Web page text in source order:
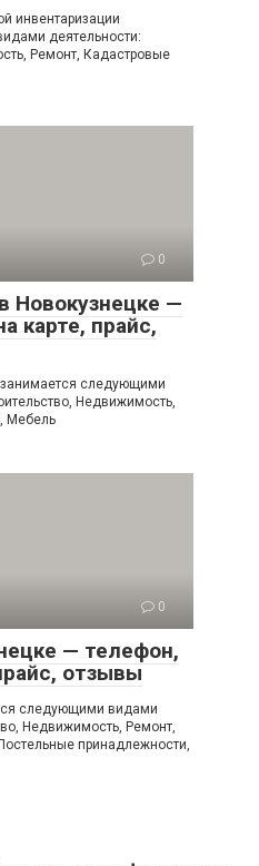
инвентаризации
деятельности:
Ремонт, Кадастровые
0
Новокузнецке —
карте, прайс,
следующими
Недвижимость,
Мебель
0
— телефон,
отзывы
следующими видами
Недвижимость, Ремонт,
принадлежности,